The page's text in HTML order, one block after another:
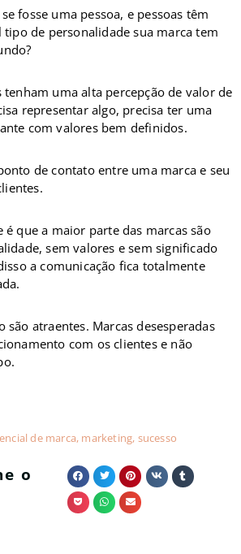
fosse uma pessoa, e pessoas têm
de personalidade sua marca tem
tenham uma alta percepção de valor de
representar algo, precisa ter uma
com valores bem definidos.
de contato entre uma marca e seu
é que a maior parte das marcas são
sem valores e sem significado
a comunicação fica totalmente
são atraentes. Marcas desesperadas
com os clientes e não
de marca, marketing, sucesso
o